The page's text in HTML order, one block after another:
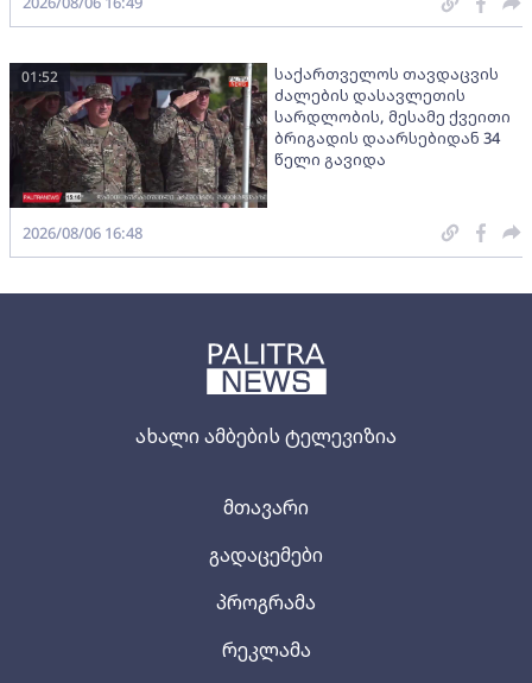
ახალი ამბების ტელევიზია
მთავარი
გადაცემები
პროგრამა
რეკლამა
საქართველოს თავდაცვის
ძალების დასავლეთის
სარდლობის, მესამე ქვეითი
ბრიგადის დაარსებიდან 34
წელი გავიდა
01:52
2026/08/06 16:48